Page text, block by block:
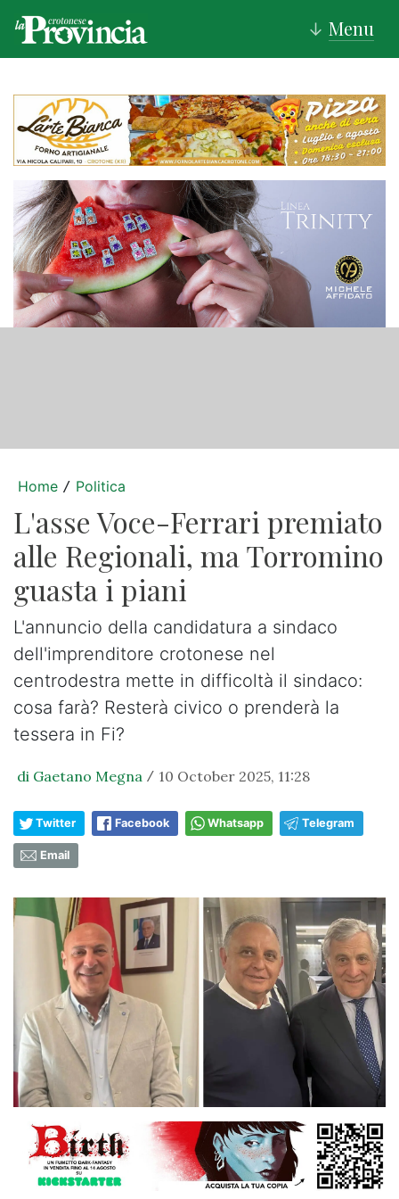
↓ Menu
Home / Politica
L'asse Voce-Ferrari premiato
alle Regionali, ma Torromino
guasta i piani
L'annuncio della candidatura a sindaco
dell'imprenditore crotonese nel
centrodestra mette in difficoltà il sindaco:
cosa farà? Resterà civico o prenderà la
tessera in Fi?
di Gaetano Megna / 10 October 2025, 11:28
Twitter Facebook Whatsapp Telegram
Email